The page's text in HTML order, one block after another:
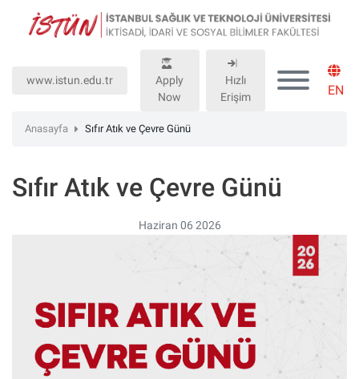
dikkat:
sitesinde,
destekleyen
BiClick"
sistemi
www.istun.edu.tr
Apply
Now
Hızlı
Erişim
EN
Anasayfa Sıfır Atık ve Çevre Günü
Sıfır Atık ve Çevre Günü
Haziran 06 2026